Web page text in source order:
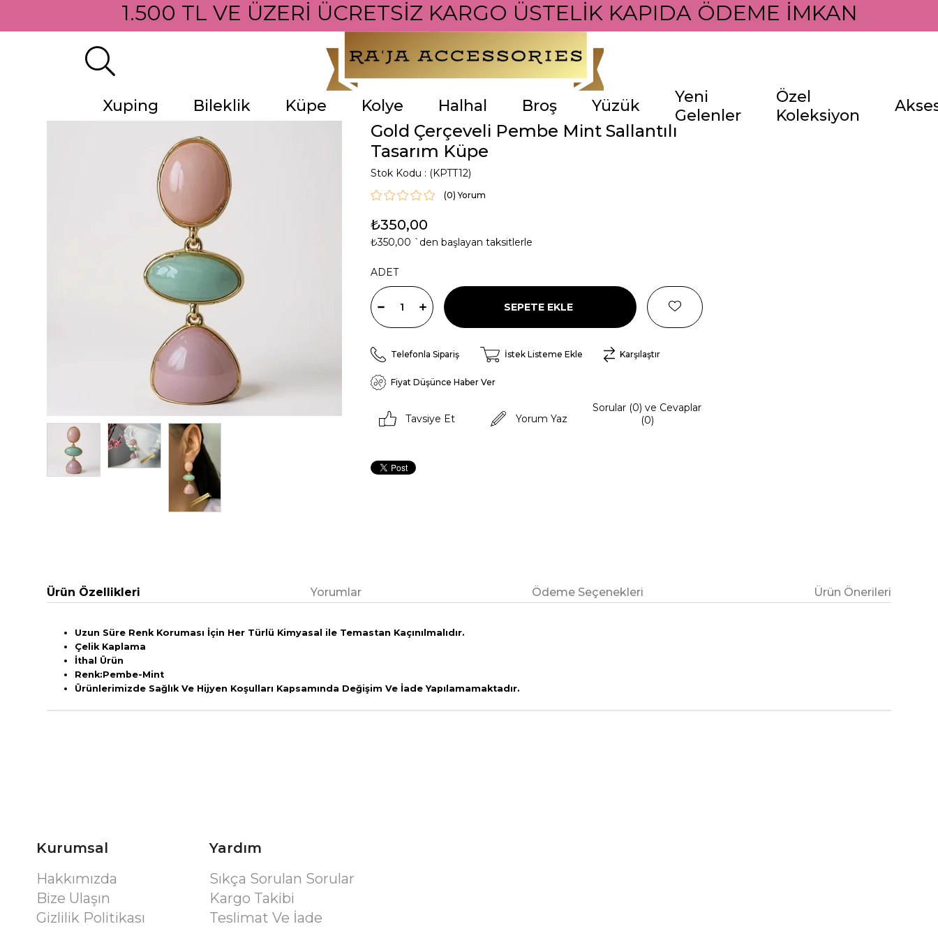
1.500 TL VE ÜZERİ ÜCRETSİZ KARGO ÜSTELİK KAPIDA ÖDEME İMKANI İLE
Xuping Bileklik Küpe Kolye Halhal Broş Yüzük
Yeni
Gelenler
Özel
Koleksiyon
Gold Çerçeveli Pembe Mint Sallantılı
Tasarım Küpe
Stok Kodu (KPTT12)
(0)
₺350,00
₺350,00 `den başlayan taksitlerle
ADET
Telefonla Sipariş İstek Listeme Ekle Karşılaştır
Fiyat Düşünce Haber Ver
Tavsiye Et Yorum Yaz
Sorular (0) ve Cevaplar
(0)
Ürün Özellikleri Yorumlar Ödeme Seçenekleri Ürün Önerileri
Uzun Süre Renk Koruması İçin Her Türlü Kimyasal ile Temastan Kaçınılmalıdır.
Çelik Kaplama
İthal Ürün
Renk:Pembe-Mint
Ürünlerimizde Sağlık Ve Hijyen Koşulları Kapsamında Değişim Ve İade Yapılamamaktadır.
Kurumsal
Hakkımızda
Bize Ulaşın
Gizlilik Politikası
Yardım
Sıkça Sorulan Sorular
Kargo Takibi
Teslimat Ve İade